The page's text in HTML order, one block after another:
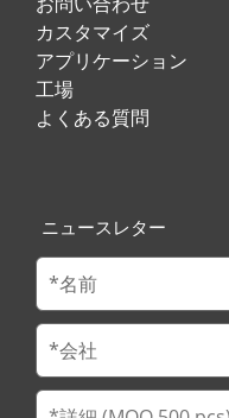
カスタマイズ
アプリケーション
工場
よくある質問
ニュースレター